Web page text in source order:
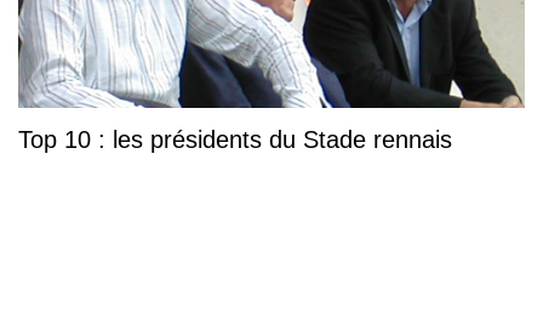
Top 10 : les présidents du Stade rennais